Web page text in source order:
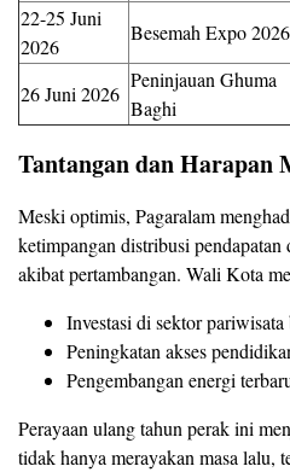
22-25 Juni
2026
Besemah Expo 2026
26 Juni 2026
Peninjauan Ghuma
Baghi
Tantangan dan Harapan
Meski optimis, Pagaralam
ketimpangan distribusi
akibat pertambangan. Wali Kota
Investasi di sektor
Peningkatan akses
Pengembangan energi
Perayaan ulang tahun perak ini
tidak hanya merayakan masa lalu,